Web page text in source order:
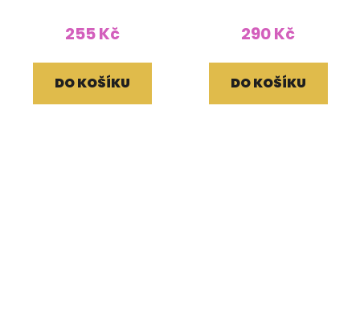
255 Kč
DO KOŠÍKU
290 Kč
DO KOŠÍKU